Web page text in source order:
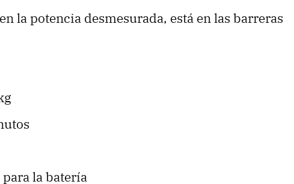
la potencia desmesurada, está en las barreras
la batería